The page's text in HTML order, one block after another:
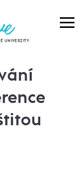
UNIVERZITY